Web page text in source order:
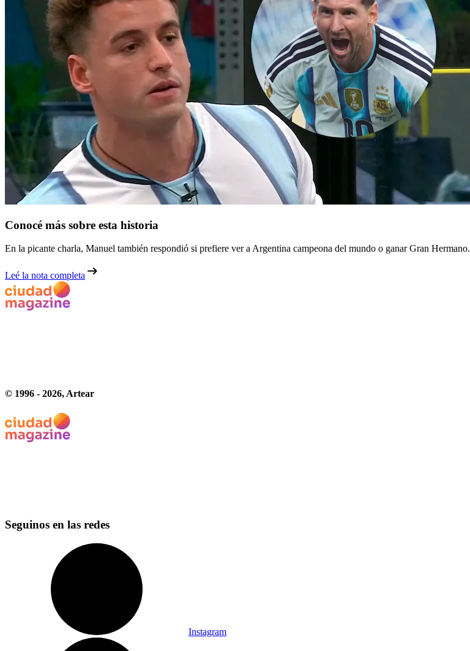
Conocé más sobre esta historia
En la picante charla, Manuel también respondió si prefiere ver a Argentina campeona del mundo o ganar Gran Hermano.
Leé la nota completa
© 1996 - 2026, Artear
Seguinos en las redes
Instagram